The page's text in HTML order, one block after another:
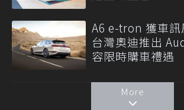
A6 e-tron 獲車訊
台灣奧迪推出
容限時購車禮遇
More